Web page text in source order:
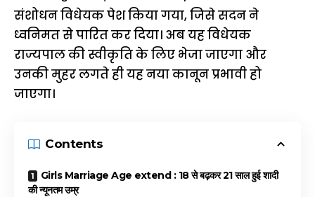
संशोधन विधेयक पेश किया गया, जिसे सदन ने
ध्वनिमत से पारित कर दिया। अब यह विधेयक
राज्यपाल की स्वीकृति के लिए भेजा जाएगा और
उनकी मुहर लगते ही यह नया कानून प्रभावी हो
जाएगा।
Contents
Girls Marriage Age extend : 18 से बढ़कर 21 साल हुई शादी
की न्यूनतम उम्र